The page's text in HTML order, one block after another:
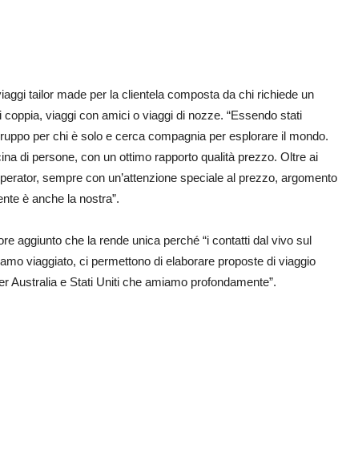
tailor made per la clientela composta da chi richiede un
viaggi con amici o viaggi di nozze. “Essendo stati
per chi è solo e cerca compagnia per esplorare il mondo.
di persone, con un ottimo rapporto qualità prezzo. Oltre ai
sempre con un’attenzione speciale al prezzo, argomento
è anche la nostra”.
aggiunto che la rende unica perché “i contatti dal vivo sul
viaggiato, ci permettono di elaborare proposte di viaggio
Australia e Stati Uniti che amiamo profondamente”.